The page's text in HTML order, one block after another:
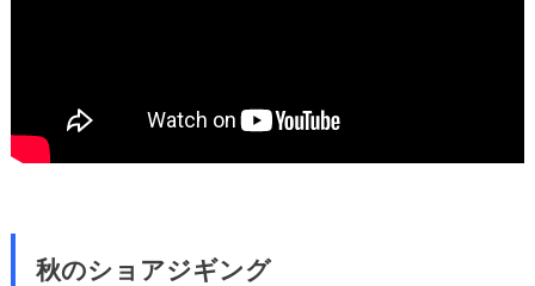
秋のショアジギング